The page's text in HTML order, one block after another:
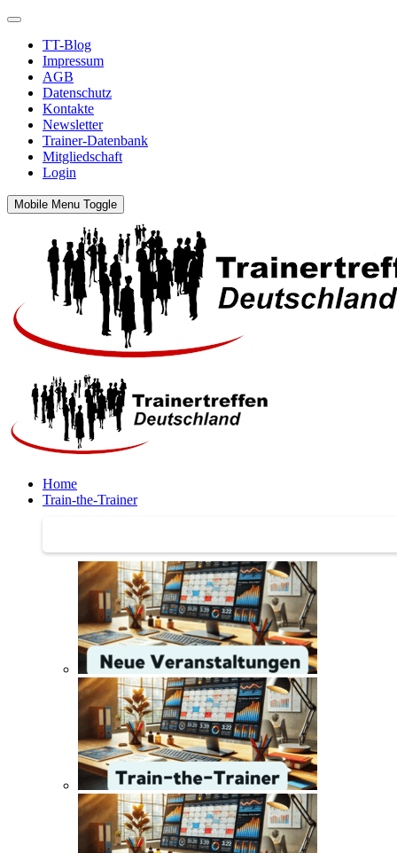
TT-Blog
Impressum
AGB
Datenschutz
Kontakte
Newsletter
Trainer-Datenbank
Mitgliedschaft
Login
Mobile Menu Toggle
Home
Train-the-Trainer